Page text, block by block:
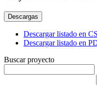
Descargas
Descargar listado en
Descargar listado en
Buscar proyecto